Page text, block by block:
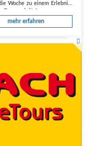
Woche zu einem Erlebnis.
mehr erfahren